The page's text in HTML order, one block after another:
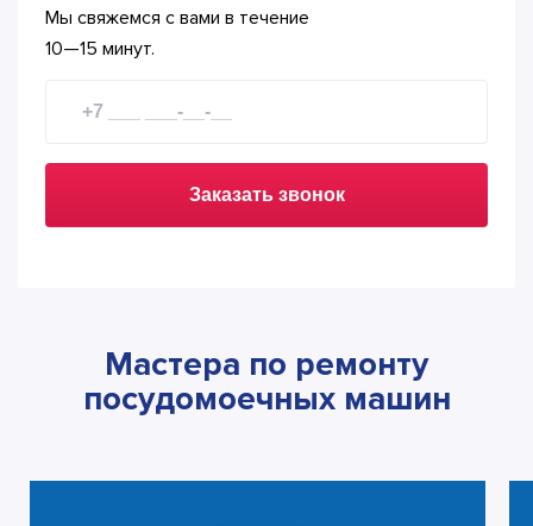
Мы свяжемся с вами в течение
10—15 минут.
Заказать звонок
Мастера по ремонту
посудомоечных машин